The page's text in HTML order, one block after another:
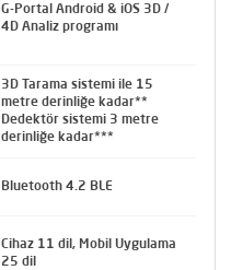
G-Portal Android & iOS 3D /
4D Analiz programı
3D Tarama sistemi ile 15
metre derinliğe kadar**
Dedektör sistemi 3 metre
derinliğe kadar***
Bluetooth 4.2 BLE
Cihaz 11 dil, Mobil Uygulama
25 dil